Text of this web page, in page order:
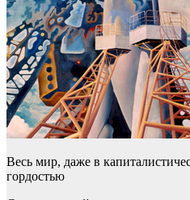
Весь мир, даже в
гордостью